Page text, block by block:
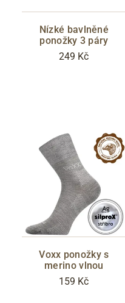
Nízké bavlněné
ponožky 3 páry
249 Kč
Voxx ponožky s
merino vlnou
159 Kč